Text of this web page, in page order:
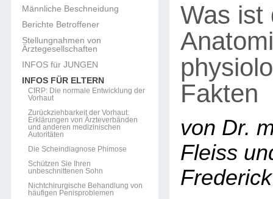
Männliche Beschneidung
Berichte Betroffener
Stellungnahmen von
Ärztegesellschaften
INFOS für JUNGEN
INFOS FÜR ELTERN
CIRP: Die normale Entwicklung der
Vorhaut
Zurückziehbarkeit der Vorhaut:
Erklärungen von Ärzteverbänden
und anderen medizinischen
Autoritäten
Die Scheindiagnose Phimose
Schützen Sie Ihren
unbeschnittenen Sohn
Nichtchirurgische Behandlung von
häufigen Penisproblemen
Was ist
Fakten
von Dr.
Fleiss